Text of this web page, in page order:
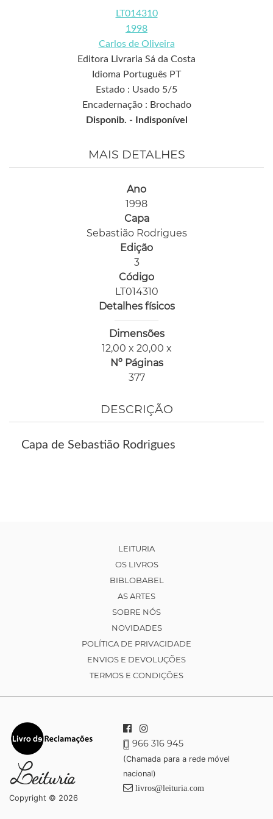
LT014310
1998
Carlos de Oliveira
Editora Livraria Sá da Costa
Idioma Português PT
Estado : Usado 5/5
Encadernação : Brochado
Disponib. -
Indisponível
MAIS DETALHES
Ano
1998
Capa
Sebastião Rodrigues
Edição
3
Código
LT014310
Detalhes físicos
Dimensões
12,00 x 20,00 x
Nº Páginas
377
DESCRIÇÃO
Capa de Sebastião Rodrigues
LEITURIA
OS LIVROS
BIBLOBABEL
AS ARTES
SOBRE NÓS
NOVIDADES
POLÍTICA DE PRIVACIDADE
ENVIOS E DEVOLUÇÕES
TERMOS E CONDIÇÕES
Copyright © 2026
966 316 945
(Chamada para a rede móvel
nacional)
livros@leituria.com